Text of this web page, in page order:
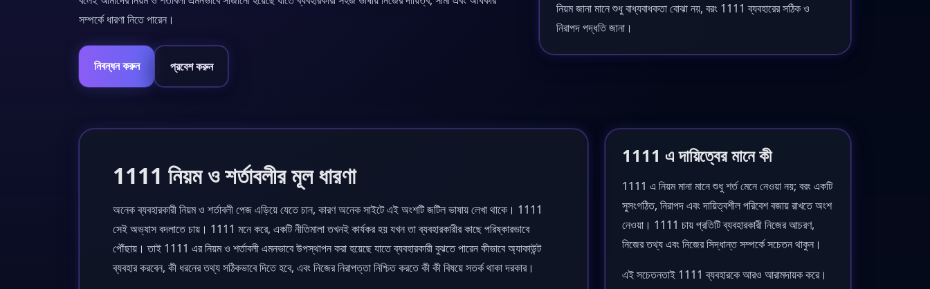
সম্পর্কে ধারণা নিতে পারেন।
নিবন্ধন করুন প্রবেশ করুন
নিয়ম জানা মানে শুধু বাধ্যবাধকতা বোঝা নয়, বরং 1111 ব্যবহারের সঠিক ও
নিরাপদ পদ্ধতি জানা।
1111 নিয়ম ও শর্তাবলীর মূল ধারণা
অনেক ব্যবহারকারী নিয়ম ও শর্তাবলী পেজ এড়িয়ে যেতে চান, কারণ অনেক সাইটে এই অংশটি জটিল ভাষায় লেখা থাকে। 1111
সেই অভ্যাস বদলাতে চায়। 1111 মনে করে, একটি নীতিমালা তখনই কার্যকর হয় যখন তা ব্যবহারকারীর কাছে পরিষ্কারভাবে
পৌঁছায়। তাই 1111 এর নিয়ম ও শর্তাবলী এমনভাবে উপস্থাপন করা হয়েছে যাতে ব্যবহারকারী বুঝতে পারেন কীভাবে অ্যাকাউন্ট
ব্যবহার করবেন, কী ধরনের তথ্য সঠিকভাবে দিতে হবে, এবং নিজের নিরাপত্তা নিশ্চিত করতে কী কী বিষয়ে সতর্ক থাকা দরকার।
1111 এ দায়িত্বের মানে কী
1111 এ নিয়ম মানা মানে শুধু শর্ত মেনে নেওয়া নয়; বরং একটি
সুসংগঠিত, নিরাপদ এবং দায়িত্বশীল পরিবেশ বজায় রাখতে অংশ
নেওয়া। 1111 চায় প্রতিটি ব্যবহারকারী নিজের আচরণ,
নিজের তথ্য এবং নিজের সিদ্ধান্ত সম্পর্কে সচেতন থাকুন।
এই সচেতনতাই 1111 ব্যবহারকে আরও আরামদায়ক করে।